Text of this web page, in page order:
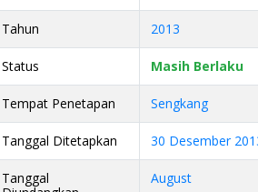
Tahun 2013
Status Masih Berlaku
Tempat Penetapan Sengkang
Tanggal Ditetapkan 30 Desember
Tanggal
August